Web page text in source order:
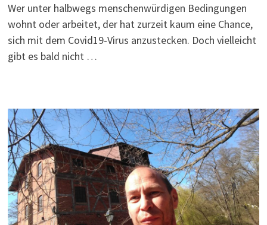
Wer unter halbwegs menschenwürdigen Bedingungen
wohnt oder arbeitet, der hat zurzeit kaum eine Chance,
sich mit dem Covid19-Virus anzustecken. Doch vielleicht
gibt es bald nicht …